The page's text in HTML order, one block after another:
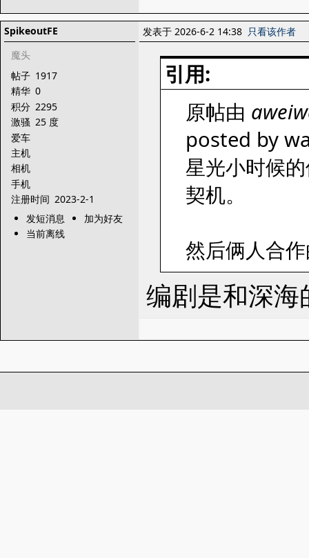
SpikeoutFE
魔头
帖子 1917
精华 0
积分 2295
激骚 25 度
爱车
主机
相机
手机
注册时间 2023-2-1
发短消息
加为好友
当前离线
发表于 2026-6-2 14:38 只看该作者
引用:
原帖由
posted by
星光小时候
契机。
然后俩人合
编剧是和深